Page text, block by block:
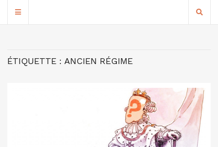
ÉTIQUETTE : ANCIEN RÉGIME